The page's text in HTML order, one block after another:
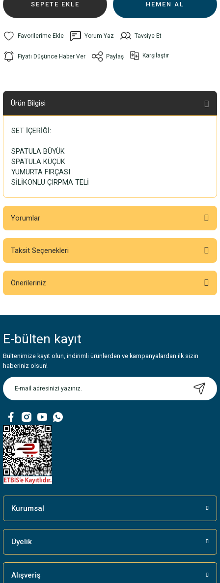
SEPETE EKLE HEMEN AL
Yorum Yaz Tavsiye Et
Fiyatı Düşünce Haber Ver Paylaş Karşılaştır
Ürün Bilgisi
SET İÇERİĞİ:
SPATULA BÜYÜK
SPATULA KÜÇÜK
YUMURTA FIRÇASI
SİLİKONLU ÇIRPMA TELİ
Yorumlar
Bu ürüne ilk yorumu siz yapın!
Taksit Seçenekleri
Önerileriniz
Görüş ve önerileriniz için teşekkür ederiz.
Ürün resmi kalitesiz, bozuk veya görüntülenemiyor.
Ürün açıklamasında eksik bilgiler bulunuyor.
Ürün bilgilerinde hatalar bulunuyor.
Bu ürüne benzer farklı alternatifler olmalı.
E-bülten kayıt
Bültenimize kayıt olun, indirimli ürünlerden ve kampanyalardan ilk sizin
haberiniz olsun!
Kurumsal
Üyelik
Alışveriş